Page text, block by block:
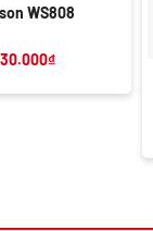
WS808
₫